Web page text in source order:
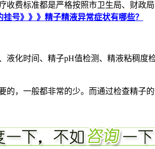
费标准都是严格按照市卫生局、财政
挂号》》》精子精液异常症状有哪些？
时间、精子pH值检测、精液粘稠度
，一般都非常的少。而通过检查精子